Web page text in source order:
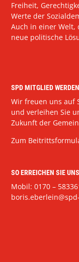
Freiheit,
Werte der
Auch in einer
neue politische
SPD MITGLIED WERDEN
Wir freuen uns auf
und verleihen Sie
Zukunft der
Zum
SO ERREICHEN SIE UNS
Mobil: 0170 –